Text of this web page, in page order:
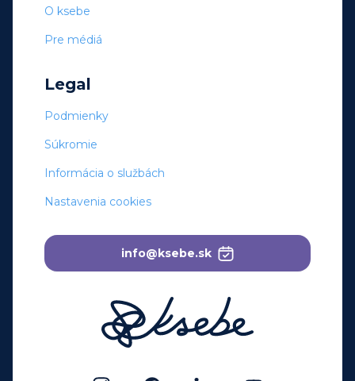
O ksebe
Pre médiá
Legal
Podmienky
Súkromie
Informácia o službách
Nastavenia cookies
info@ksebe.sk